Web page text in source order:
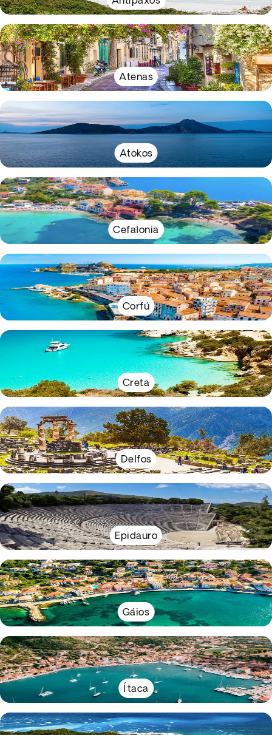
Atenas
Atokos
Cefalonia
Corfú
Creta
Delfos
Epidauro
Gáios
Ítaca